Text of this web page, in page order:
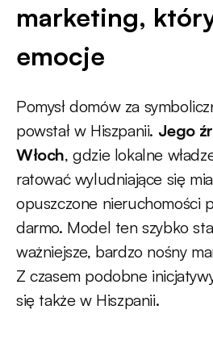
marketing,
emocje
Pomysł domów za
powstał w Hiszpanii. Jego
Włoch, gdzie lokalne
ratować wyludniające się
opuszczone nieruchomości
darmo. Model ten szybko
ważniejsze, bardzo nośny
Z czasem podobne
się także w Hiszpanii.